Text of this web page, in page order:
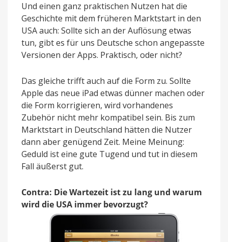
Und einen ganz praktischen Nutzen hat die
Geschichte mit dem früheren Marktstart in den
USA auch: Sollte sich an der Auflösung etwas
tun, gibt es für uns Deutsche schon angepasste
Versionen der Apps. Praktisch, oder nicht?
Das gleiche trifft auch auf die Form zu. Sollte
Apple das neue iPad etwas dünner machen oder
die Form korrigieren, wird vorhandenes
Zubehör nicht mehr kompatibel sein. Bis zum
Marktstart in Deutschland hätten die Nutzer
dann aber genügend Zeit. Meine Meinung:
Geduld ist eine gute Tugend und tut in diesem
Fall äußerst gut.
Contra: Die Wartezeit ist zu lang und warum
wird die USA immer bevorzugt?